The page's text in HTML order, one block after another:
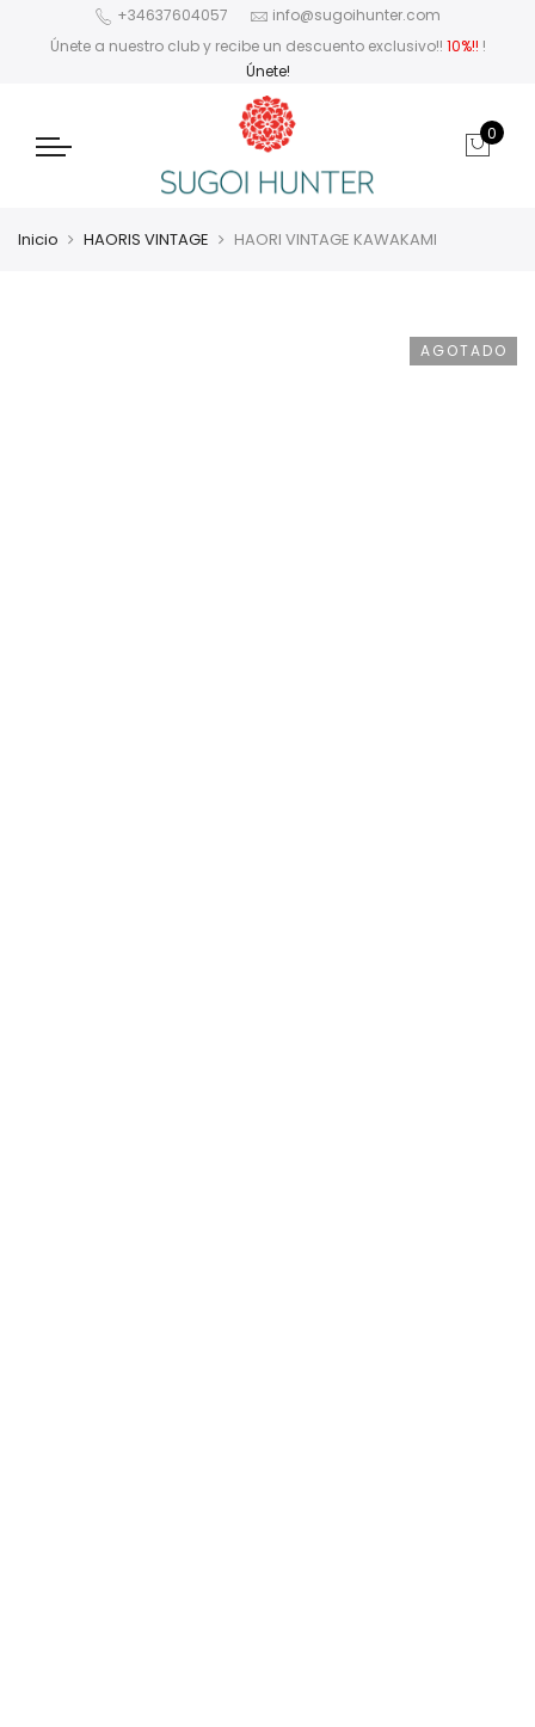
+34637604057
info@sugoihunter.com
Únete a nuestro club y recibe un descuento exclusivo!! 10%!! !
Únete!
0
Inicio HAORIS VINTAGE HAORI VINTAGE KAWAKAMI
AGOTADO